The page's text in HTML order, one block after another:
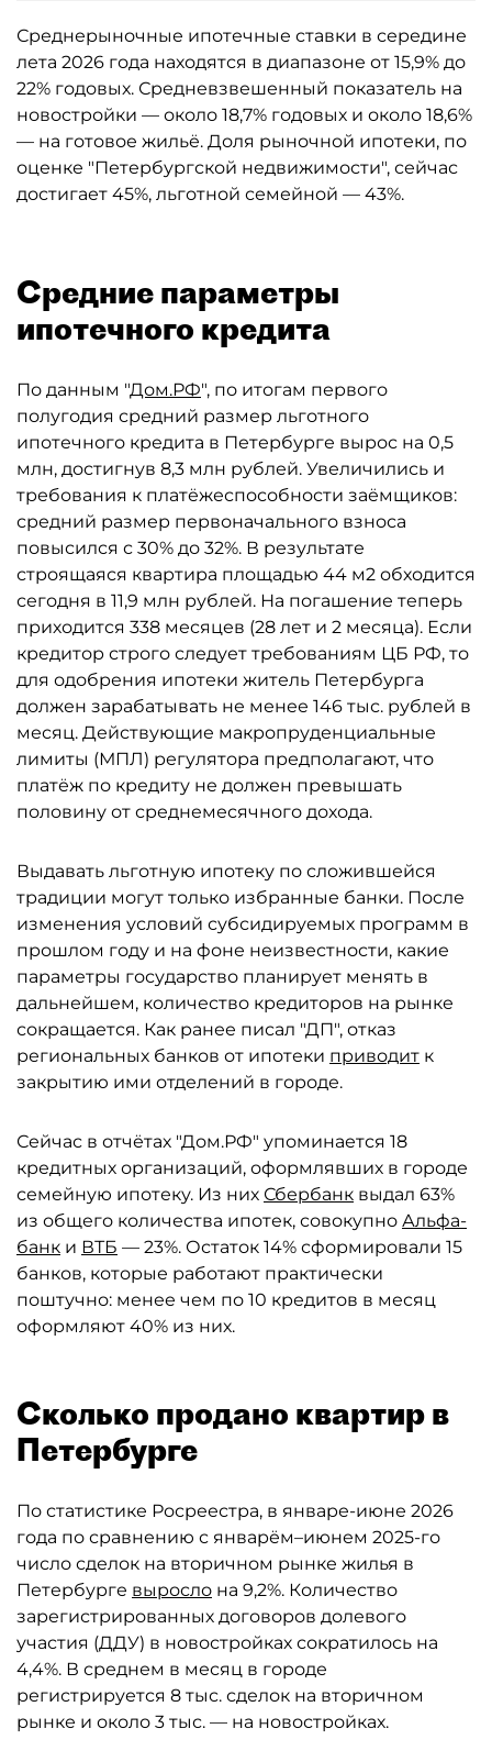
Среднерыночные ипотечные ставки в середине
лета 2026 года находятся в диапазоне от 15,9% до
22% годовых. Средневзвешенный показатель на
новостройки — около 18,7% годовых и около 18,6%
— на готовое жильё. Доля рыночной ипотеки, по
оценке "Петербургской недвижимости", сейчас
достигает 45%, льготной семейной — 43%.
Средние параметры
ипотечного кредита
По данным "Дом.РФ", по итогам первого
полугодия средний размер льготного
ипотечного кредита в Петербурге вырос на 0,5
млн, достигнув 8,3 млн рублей. Увеличились и
требования к платёжеспособности заёмщиков:
средний размер первоначального взноса
повысился с 30% до 32%. В результате
строящаяся квартира площадью 44 м2 обходится
сегодня в 11,9 млн рублей. На погашение теперь
приходится 338 месяцев (28 лет и 2 месяца). Если
кредитор строго следует требованиям ЦБ РФ, то
для одобрения ипотеки житель Петербурга
должен зарабатывать не менее 146 тыс. рублей в
месяц. Действующие макропруденциальные
лимиты (МПЛ) регулятора предполагают, что
платёж по кредиту не должен превышать
половину от среднемесячного дохода.
Выдавать льготную ипотеку по сложившейся
традиции могут только избранные банки. После
изменения условий субсидируемых программ в
прошлом году и на фоне неизвестности, какие
параметры государство планирует менять в
дальнейшем, количество кредиторов на рынке
сокращается. Как ранее писал "ДП", отказ
региональных банков от ипотеки приводит к
закрытию ими отделений в городе.
Сейчас в отчётах "Дом.РФ" упоминается 18
кредитных организаций, оформлявших в городе
семейную ипотеку. Из них Сбербанк выдал 63%
из общего количества ипотек, совокупно Альфа-
банк и ВТБ — 23%. Остаток 14% сформировали 15
банков, которые работают практически
поштучно: менее чем по 10 кредитов в месяц
оформляют 40% из них.
Сколько продано квартир в
Петербурге
По статистике Росреестра, в январе-июне 2026
года по сравнению с январём–июнем 2025-го
число сделок на вторичном рынке жилья в
Петербурге выросло на 9,2%. Количество
зарегистрированных договоров долевого
участия (ДДУ) в новостройках сократилось на
4,4%. В среднем в месяц в городе
регистрируется 8 тыс. сделок на вторичном
рынке и около 3 тыс. — на новостройках.